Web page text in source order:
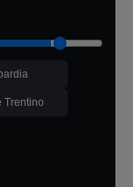
Trentino